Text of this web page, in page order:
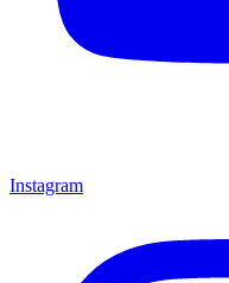
Instagram